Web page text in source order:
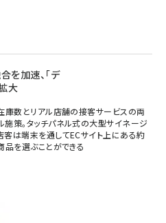
を加速、「デ
大
在庫数とリアル店舗の接客サービスの両
施策。タッチパネル式の大型サイネージ
客は端末を通してECサイト上にある約
を選ぶことができる